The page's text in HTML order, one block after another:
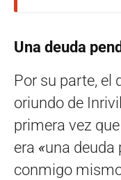
Una deuda
Por su parte, el
oriundo de
primera vez
era «una deuda
conmigo